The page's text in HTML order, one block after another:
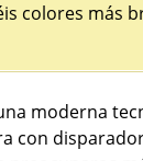
colores más
moderna
con